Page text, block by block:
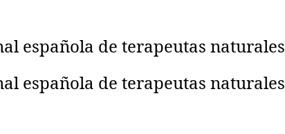
española de terapeutas naturales
española de terapeutas naturales